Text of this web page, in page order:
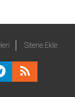
Sitene Ekle